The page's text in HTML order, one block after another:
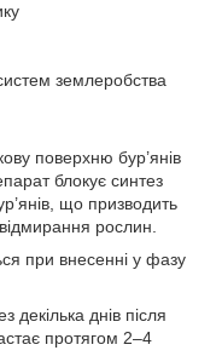
землеробства
поверхню бур’янів
блокує синтез
що призводить
рослин.
при внесенні у фазу
декілька днів після
протягом 2–4